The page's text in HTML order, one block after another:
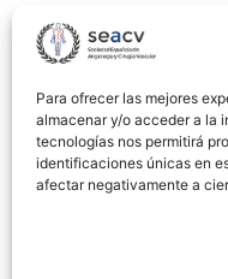
Para ofrecer las mejores
almacenar y/o acceder a la
tecnologías nos permitirá
identificaciones únicas en
afectar negativamente a